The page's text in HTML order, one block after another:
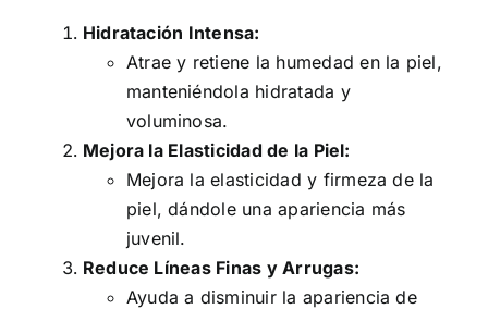
Hidratación Intensa:
Atrae y retiene la humedad en la piel,
manteniéndola hidratada y
voluminosa.
Mejora la Elasticidad de la Piel:
Mejora la elasticidad y firmeza de la
piel, dándole una apariencia más
juvenil.
Reduce Líneas Finas y Arrugas:
Ayuda a disminuir la apariencia de